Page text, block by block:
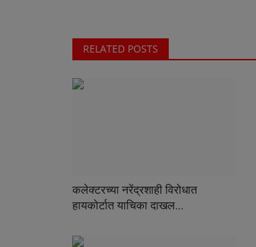
RELATED POSTS
कलेक्टरच्या नरेंद्रशाही विरोधात
हायकोर्टात याचिका दाखल...